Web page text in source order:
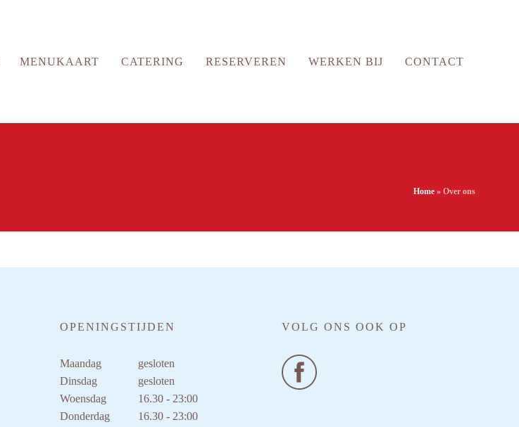
MENUKAART CATERING RESERVEREN WERKEN BIJ CONTACT
Home » Over ons
OPENINGSTIJDEN
Maandag
gesloten
Dinsdag
gesloten
Woensdag
16.30 - 23:00
Donderdag
16.30 - 23:00
VOLG ONS OOK OP